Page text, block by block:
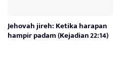
Jehovah jireh: Ketika harapan
hampir padam (Kejadian 22:14)